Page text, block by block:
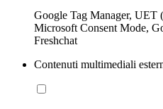
Google Tag Manager, UET
Microsoft Consent Mode,
Freshchat
Contenuti multimediali